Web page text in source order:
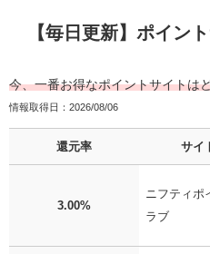
【毎日更新】ポイン
今、一番お得なポイントサイトは
情報取得日：2026/08/06
還元率 サイ
3.00%
ニフティポ
ラブ